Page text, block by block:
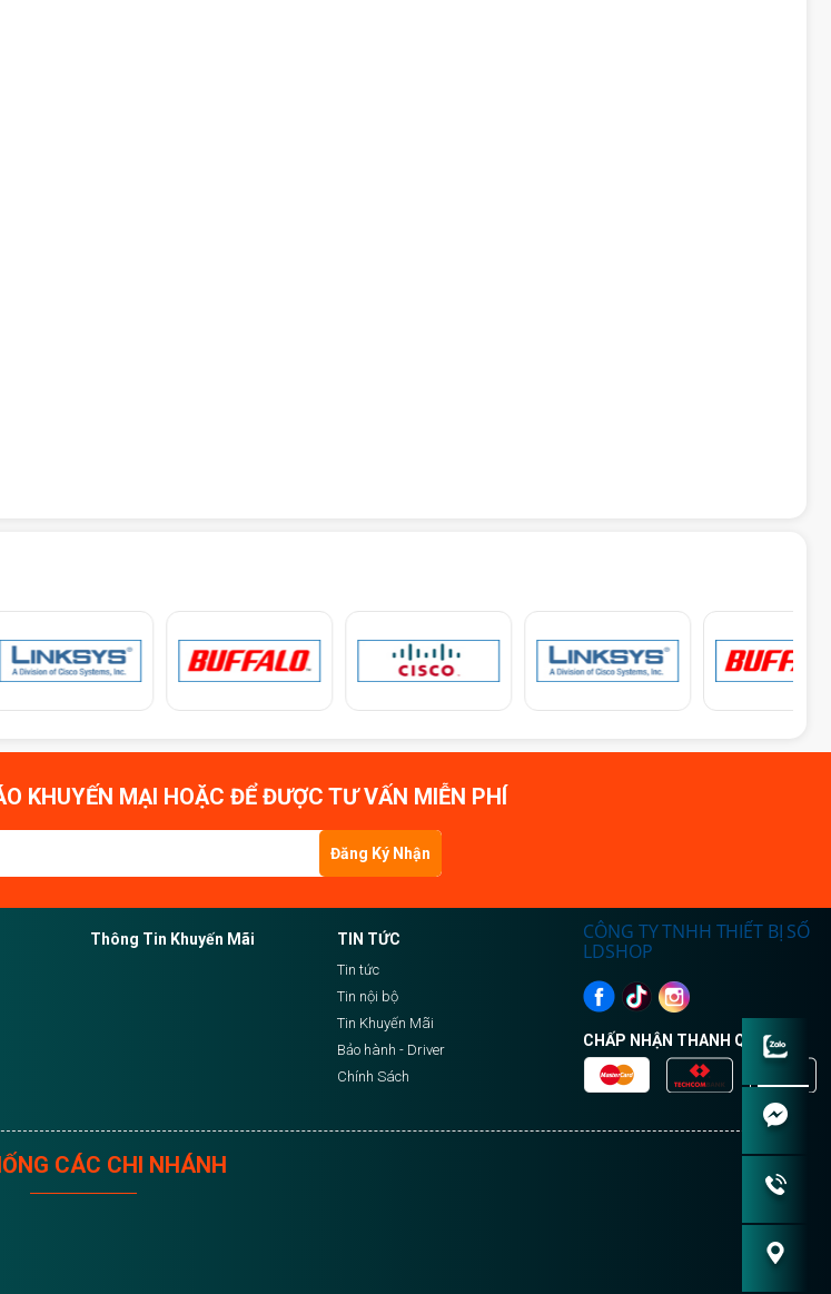
KHUYẾN MẠI HOẶC ĐỂ ĐƯỢC TƯ VẤN MIỄN PHÍ
Đăng Ký Nhận
Thông Tin Khuyến Mãi TIN TỨC
Tin tức
Tin nội bộ
Tin Khuyến Mãi
Bảo hành - Driver
Chính Sách
CÔNG TY TNHH THIẾT BỊ SỐ
LDSHOP
CHẤP NHẬN THANH QUA:
CÁC CHI NHÁNH